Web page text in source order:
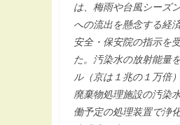
は、梅雨や台風シーズ
への流出を懸念する経
安全・保安院の指示を
た。汚染水の放射能量
ル（京は１兆の１万倍
廃棄物処理施設の汚染
働予定の処理装置で浄